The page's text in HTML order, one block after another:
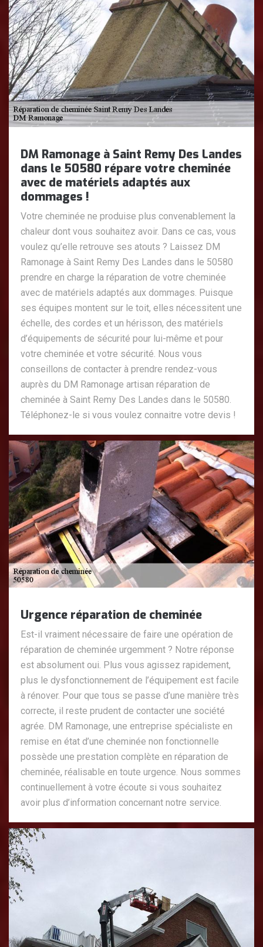
DM Ramonage à Saint Remy Des Landes
dans le 50580 répare votre cheminée
avec de matériels adaptés aux
dommages !
Votre cheminée ne produise plus convenablement la
chaleur dont vous souhaitez avoir. Dans ce cas, vous
voulez qu’elle retrouve ses atouts ? Laissez DM
Ramonage à Saint Remy Des Landes dans le 50580
prendre en charge la réparation de votre cheminée
avec de matériels adaptés aux dommages. Puisque
ses équipes montent sur le toit, elles nécessitent une
échelle, des cordes et un hérisson, des matériels
d’équipements de sécurité pour lui-même et pour
votre cheminée et votre sécurité. Nous vous
conseillons de contacter à prendre rendez-vous
auprès du DM Ramonage artisan réparation de
cheminée à Saint Remy Des Landes dans le 50580.
Téléphonez-le si vous voulez connaitre votre devis !
Urgence réparation de cheminée
Est-il vraiment nécessaire de faire une opération de
réparation de cheminée urgemment ? Notre réponse
est absolument oui. Plus vous agissez rapidement,
plus le dysfonctionnement de l’équipement est facile
à rénover. Pour que tous se passe d’une manière très
correcte, il reste prudent de contacter une société
agrée. DM Ramonage, une entreprise spécialiste en
remise en état d’une cheminée non fonctionnelle
possède une prestation complète en réparation de
cheminée, réalisable en toute urgence. Nous sommes
continuellement à votre écoute si vous souhaitez
avoir plus d’information concernant notre service.